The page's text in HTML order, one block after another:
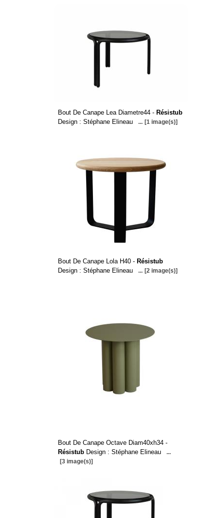
Bout De Canape Lea Diametre44 - Résistub
Design : Stéphane Elineau
... [1 image(s)]
Bout De Canape Lola H40 - Résistub
Design : Stéphane Elineau
... [2 image(s)]
Bout De Canape Octave Diam40xh34 -
RésistubDesign : Stéphane Elineau
...
[3 image(s)]